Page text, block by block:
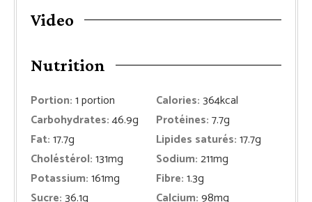
Video
Nutrition
Portion:1portion Calories:364kcal
Carbohydrates:46.9g Protéines:7.7g
Fat:17.7g Lipides saturés:17.7g
Choléstérol:131mg Sodium:211mg
Potassium:161mg Fibre:1.3g